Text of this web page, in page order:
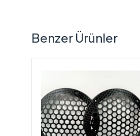
Benzer Ürünler